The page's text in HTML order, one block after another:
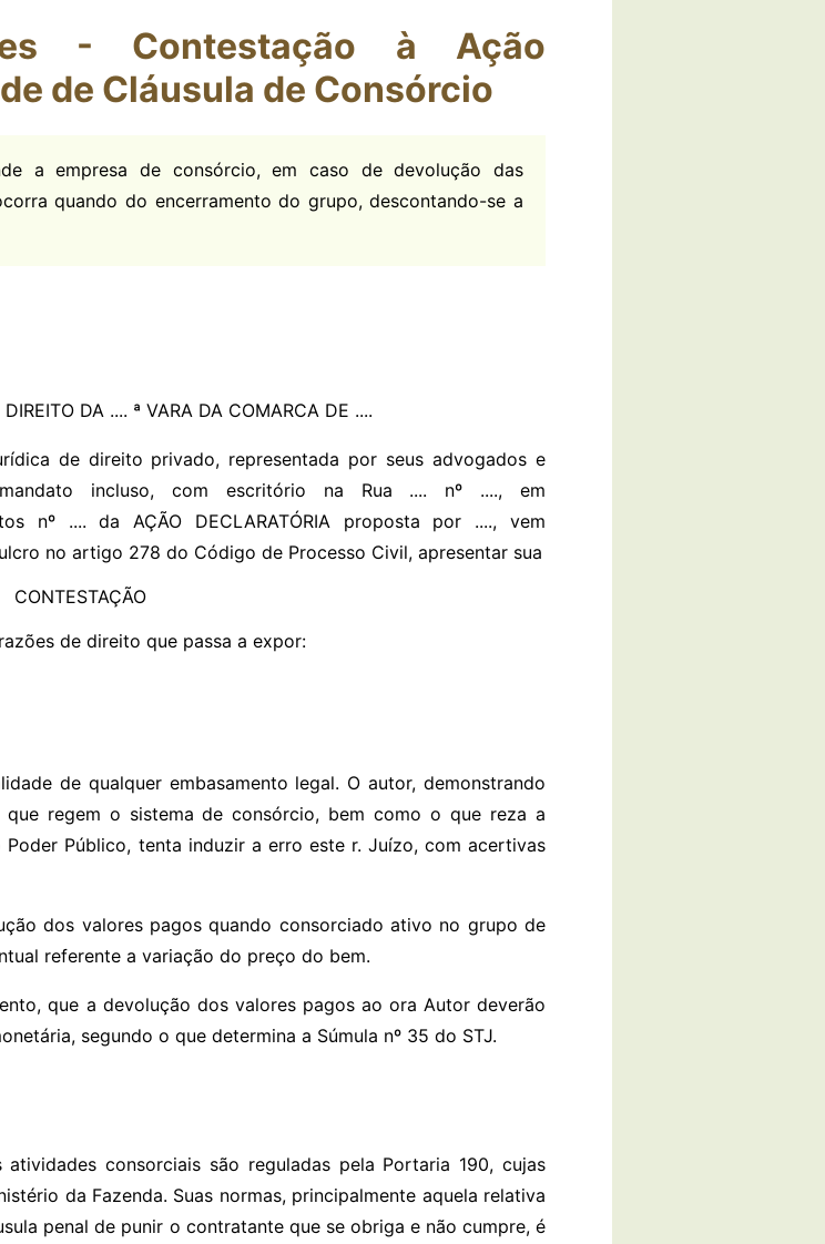
- Contestação à Ação
de Cláusula de Consórcio
a empresa de consórcio, em caso de devolução das
quando do encerramento do grupo, descontando-se a
DA .... ª VARA DA COMARCA DE ....
jurídica de direito privado, representada por seus advogados e
incluso, com escritório na Rua .... nº ...., em
nº .... da AÇÃO DECLARATÓRIA proposta por ...., vem
no artigo 278 do Código de Processo Civil, apresentar sua
CONTESTAÇÃO
de direito que passa a expor:
de qualquer embasamento legal. O autor, demonstrando
que regem o sistema de consórcio, bem como o que reza a
Público, tenta induzir a erro este r. Juízo, com acertivas
dos valores pagos quando consorciado ativo no grupo de
referente a variação do preço do bem.
que a devolução dos valores pagos ao ora Autor deverão
segundo o que determina a Súmula nº 35 do STJ.
consorciais são reguladas pela Portaria 190, cujas
da Fazenda. Suas normas, principalmente aquela relativa
penal de punir o contratante que se obriga e não cumpre, é